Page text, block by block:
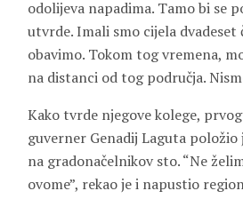
odolijeva napadima. Tamo bi se
utvrde. Imali smo cijela dvadeset
obavimo. Tokom tog vremena,
na distanci od tog područja.
Kako tvrde njegove kolege,
guverner Genadij Laguta položio
na gradonačelnikov sto. “Ne
ovome”, rekao je i napustio